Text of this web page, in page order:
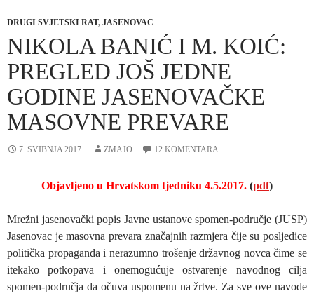
DRUGI SVJETSKI RAT, JASENOVAC
NIKOLA BANIĆ I M. KOIĆ:
PREGLED JOŠ JEDNE
GODINE JASENOVAČKE
MASOVNE PREVARE
7. SVIBNJA 2017. ZMAJO 12 KOMENTARA
Objavljeno u Hrvatskom tjedniku 4.5.2017. (pdf)
Mrežni jasenovački popis Javne ustanove spomen-područje (JUSP)
Jasenovac je masovna prevara značajnih razmjera čije su posljedice
politička propaganda i nerazumno trošenje državnog novca čime se
itekako potkopava i onemogućuje ostvarenje navodnog cilja
spomen-područja da očuva uspomenu na žrtve. Za sve ove navode